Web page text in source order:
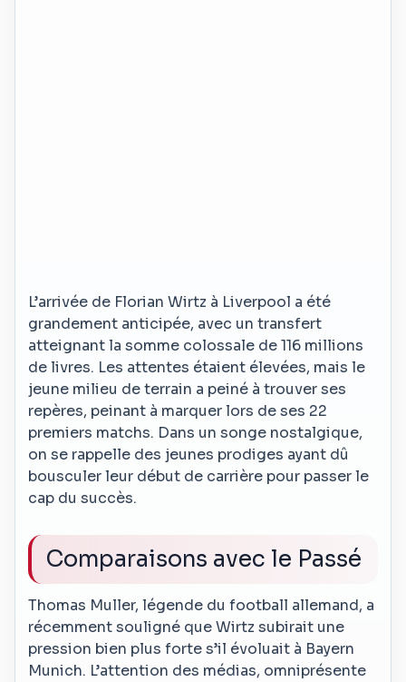
L’arrivée de Florian Wirtz à Liverpool a été
grandement anticipée, avec un transfert
atteignant la somme colossale de 116 millions
de livres. Les attentes étaient élevées, mais le
jeune milieu de terrain a peiné à trouver ses
repères, peinant à marquer lors de ses 22
premiers matchs. Dans un songe nostalgique,
on se rappelle des jeunes prodiges ayant dû
bousculer leur début de carrière pour passer le
cap du succès.
Comparaisons avec le Passé
Thomas Muller, légende du football allemand, a
récemment souligné que Wirtz subirait une
pression bien plus forte s’il évoluait à Bayern
Munich. L’attention des médias, omniprésente